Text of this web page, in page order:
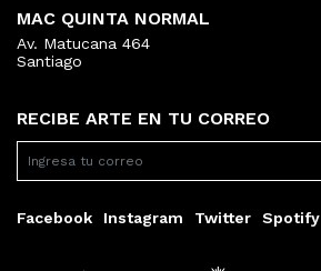
RECIBE ARTE EN TU CORREO
Facebook Instagram Twitter Spotify
MAC QUINTA NORMAL
Av. Matucana 464
Santiago